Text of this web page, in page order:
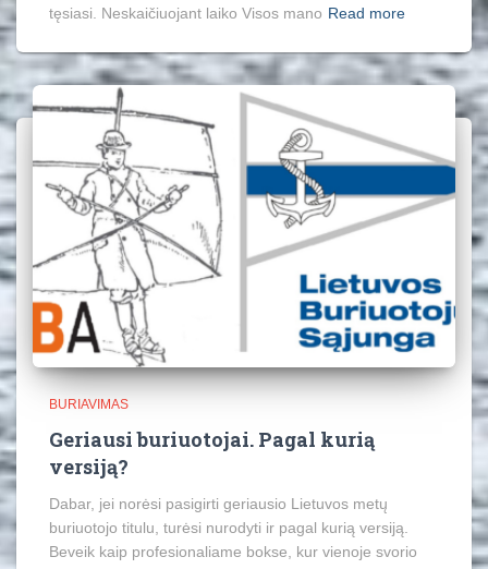
tęsiasi. Neskaičiuojant laiko Visos mano Read more
BURIAVIMAS
Geriausi buriuotojai. Pagal kurią
versiją?
Dabar, jei norėsi pasigirti geriausio Lietuvos metų
buriuotojo titulu, turėsi nurodyti ir pagal kurią versiją.
Beveik kaip profesionaliame bokse, kur vienoje svorio